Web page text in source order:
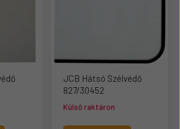
JCB Hátsó Szélvédő
827/30452
Külső raktáron